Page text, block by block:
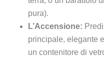
pura).
L’Accensione:
principale, elegante
un contenitore di